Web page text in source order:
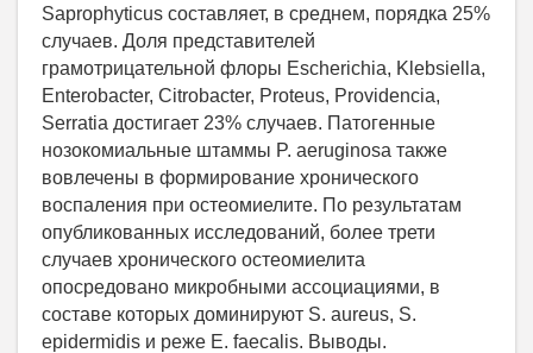
Saprophyticus составляет, в среднем, порядка 25%
случаев. Доля представителей
грамотрицательной флоры Escherichia, Klebsiella,
Enterobacter, Citrobacter, Proteus, Providencia,
Serratia достигает 23% случаев. Патогенные
нозокомиальные штаммы P. aeruginosa также
вовлечены в формирование хронического
воспаления при остеомиелите. По результатам
опубликованных исследований, более трети
случаев хронического остеомиелита
опосредовано микробными ассоциациями, в
составе которых доминируют S. aureus, S.
epidermidis и реже E. faecalis. Выводы.